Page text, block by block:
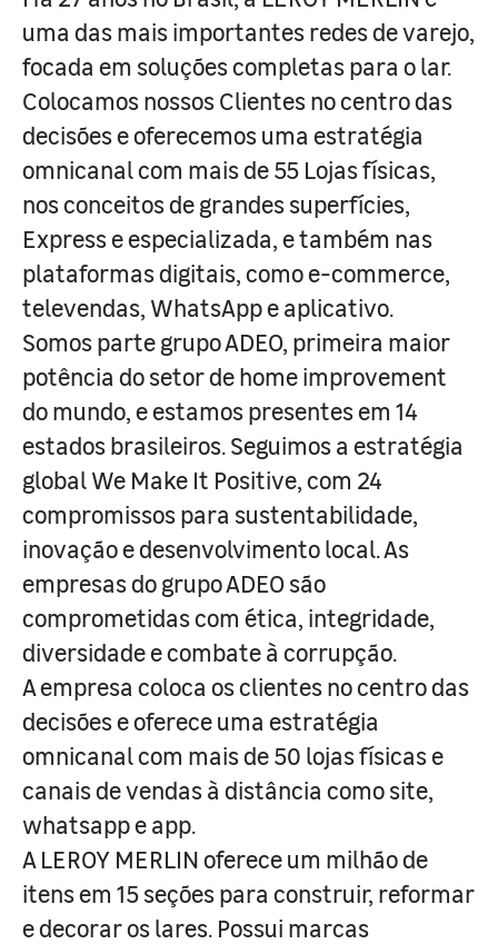
uma das mais importantes redes de varejo,
focada em soluções completas para o lar.
Colocamos nossos Clientes no centro das
decisões e oferecemos uma estratégia
omnicanal com mais de 55 Lojas físicas,
nos conceitos de grandes superfícies,
Express e especializada, e também nas
plataformas digitais, como e-commerce,
televendas, WhatsApp e aplicativo.
Somos parte grupo ADEO, primeira maior
potência do setor de home improvement
do mundo, e estamos presentes em 14
estados brasileiros. Seguimos a estratégia
global We Make It Positive, com 24
compromissos para sustentabilidade,
inovação e desenvolvimento local. As
empresas do grupo ADEO são
comprometidas com ética, integridade,
diversidade e combate à corrupção.
A empresa coloca os clientes no centro das
decisões e oferece uma estratégia
omnicanal com mais de 50 lojas físicas e
canais de vendas à distância como site,
whatsapp e app.
A LEROY MERLIN oferece um milhão de
itens em 15 seções para construir, reformar
e decorar os lares. Possui marcas